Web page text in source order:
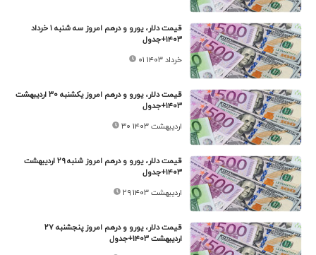
قیمت دلار، یورو و درهم امروز سه شنبه ۱ خرداد
۱۴۰۳+جدول
۰۱ خرداد ۱۴۰۳
قیمت دلار، یورو و درهم امروز یکشنبه ۳۰ اردیبهشت
۱۴۰۳+جدول
۳۰ اردیبهشت ۱۴۰۳
قیمت دلار، یورو و درهم امروز شنبه ۲۹ اردیبهشت
۱۴۰۳+جدول
۲۹ اردیبهشت ۱۴۰۳
قیمت دلار، یورو و درهم امروز پنجشنبه ۲۷
اردیبهشت ۱۴۰۳+جدول